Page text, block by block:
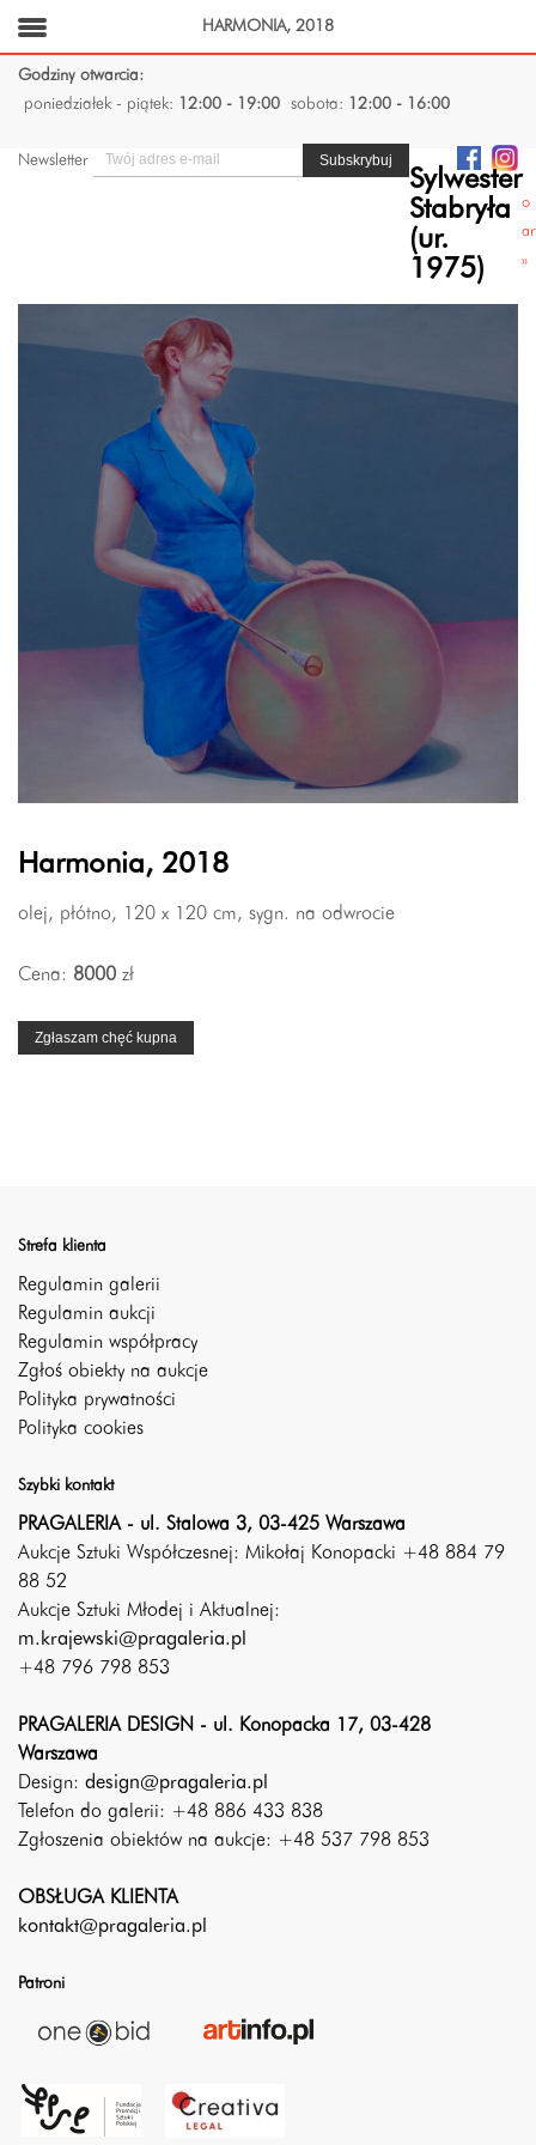
Godziny otwarcia:
poniedziałek - piątek:
12:00 - 19:00 sobota: 12:00 - 16:00
Newsletter
Sylwester
Stabryła
(ur.
1975)
o
»
Harmonia, 2018
olej, płótno, 120 x 120 cm, sygn. na odwrocie
Cena: 8000 zł
Zgłaszam chęć kupna
Strefa klienta
Regulamin galerii
Regulamin aukcji
Regulamin współpracy
Zgłoś obiekty na aukcje
Polityka prywatności
Polityka cookies
Szybki kontakt
PRAGALERIA - ul. Stalowa 3, 03-425 Warszawa
Aukcje Sztuki Współczesnej: Mikołaj Konopacki +48 884 79
88 52
Aukcje Sztuki Młodej i Aktualnej:
m.krajewski@pragaleria.pl
+48 796 798 853
PRAGALERIA DESIGN - ul. Konopacka 17, 03-428
Warszawa
Design: design@pragaleria.pl
Telefon do galerii: +48 886 433 838
Zgłoszenia obiektów na aukcje: +48 537 798 853
OBSŁUGA KLIENTA
kontakt@pragaleria.pl
Patroni
HARMONIA, 2018